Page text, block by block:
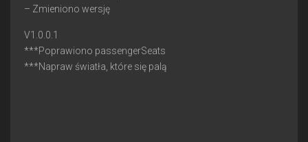
– Zmieniono wersję
V1.0.0.1
***Poprawiono passengerSeats
***Napraw światła, które się palą